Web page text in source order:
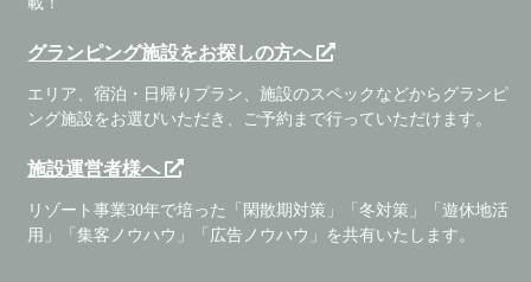
グランピング施設をお探しの方へ
エリア、宿泊・日帰りプラン、施設のスペックなどからグランピ
ング施設をお選びいただき、ご予約まで行っていただけます。
施設運営者様へ
リゾート事業30年で培った「閑散期対策」「冬対策」「遊休地活
用」「集客ノウハウ」「広告ノウハウ」を共有いたします。